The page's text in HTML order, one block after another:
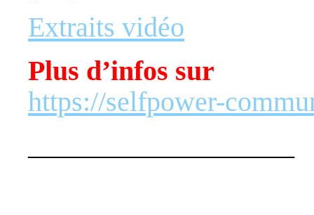
Extraits vidéo
Plus d’infos sur
https://selfpower-